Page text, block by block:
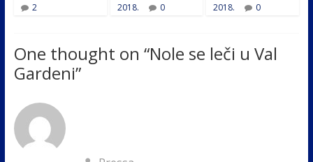
2
2018.
0
2018.
0
One thought on “Nole se leči u Val
Gardeni”